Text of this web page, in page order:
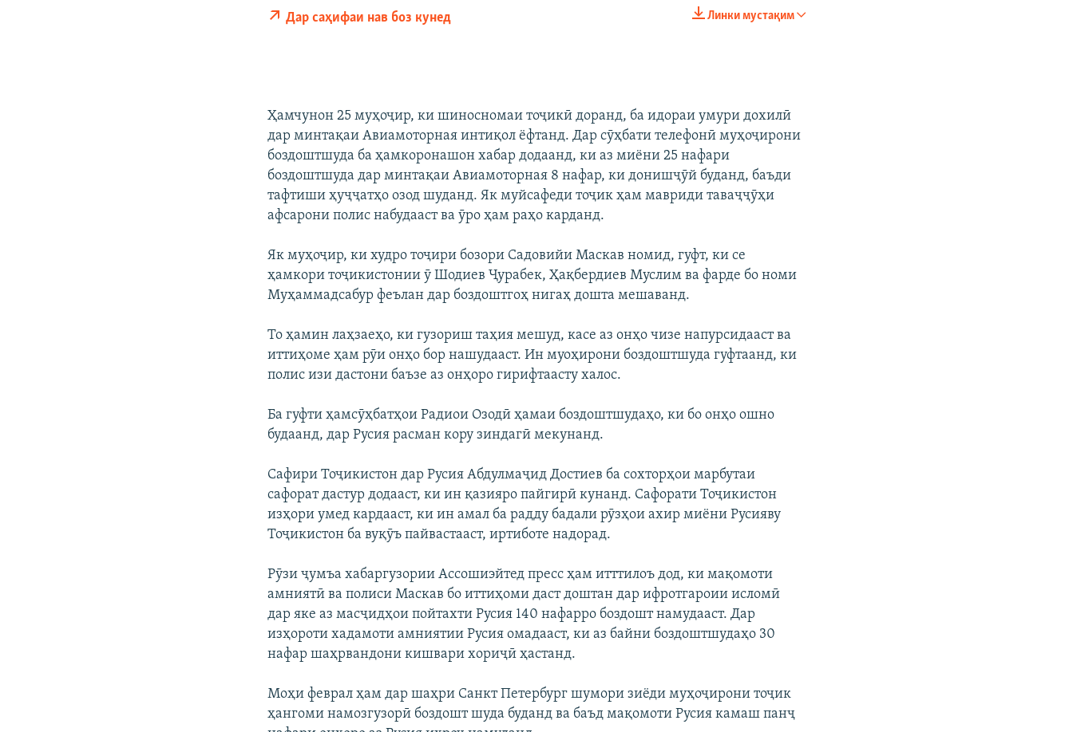
БА ДИГАРОН ФИРИСТЕД
Линки мустақим
Дар саҳифаи нав боз кунед
Ҳамчунон 25 муҳоҷир, ки шиносномаи тоҷикӣ доранд, ба идораи умури дохилӣ
дар минтақаи Авиамоторная интиқол ёфтанд. Дар сӯҳбати телефонӣ муҳоҷирони
боздоштшуда ба ҳамкоронашон хабар додаанд, ки аз миёни 25 нафари
боздоштшуда дар минтақаи Авиамоторная 8 нафар, ки донишҷӯй буданд, баъди
тафтиши ҳуҷҷатҳо озод шуданд. Як муйсафеди тоҷик ҳам мавриди таваҷҷӯҳи
афсарони полис набудааст ва ӯро ҳам раҳо карданд.
Як муҳоҷир, ки худро тоҷири бозори Садовийи Маскав номид, гуфт, ки се
ҳамкори тоҷикистонии ӯ Шодиев Ҷурабек, Ҳақбердиев Муслим ва фарде бо номи
Муҳаммадсабур феълан дар боздоштгоҳ нигаҳ дошта мешаванд.
То ҳамин лаҳзаеҳо, ки гузориш таҳия мешуд, касе аз онҳо чизе напурсидааст ва
иттиҳоме ҳам рӯи онҳо бор нашудааст. Ин муоҳирони боздоштшуда гуфтаанд, ки
полис изи дастони баъзе аз онҳоро гирифтаасту халос.
Ба гуфти ҳамсӯҳбатҳои Радиои Озодӣ ҳамаи боздоштшудаҳо, ки бо онҳо ошно
будаанд, дар Русия расман кору зиндагӣ мекунанд.
Сафири Тоҷикистон дар Русия Абдулмаҷид Достиев ба сохторҳои марбутаи
сафорат дастур додааст, ки ин қазияро пайгирӣ кунанд. Сафорати Тоҷикистон
изҳори умед кардааст, ки ин амал ба радду бадали рӯзҳои ахир миёни Русияву
Тоҷикистон ба вуқӯъ пайвастааст, иртиботе надорад.
Рӯзи ҷумъа хабаргузории Ассошиэйтед пресс ҳам итттилоъ дод, ки мақомоти
амниятӣ ва полиси Маскав бо иттиҳоми даст доштан дар ифротгароии исломӣ
дар яке аз масҷидҳои пойтахти Русия 140 нафарро боздошт намудааст. Дар
изҳороти хадамоти амниятии Русия омадааст, ки аз байни боздоштшудаҳо 30
нафар шаҳрвандони кишвари хориҷӣ ҳастанд.
Моҳи феврал ҳам дар шаҳри Санкт Петербург шумори зиёди муҳоҷирони тоҷик
ҳангоми намозгузорӣ боздошт шуда буданд ва баъд мақомоти Русия камаш панҷ